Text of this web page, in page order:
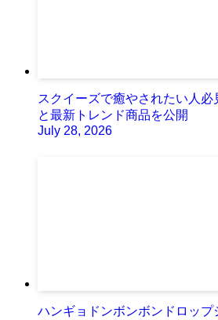
スクイーズで癒やされたい人
と最新トレンド商品を公開
July 28, 2026
ハンギョドンボンボンドロップ